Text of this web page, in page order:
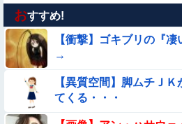
【悩み相談】昭和の高1女子さん、
ｗ
【動画像】女の子「ウエスト？・・
★★昨晩、久しぶりに嫁とセックス
おすすめ!
【衝撃】ゴキブリの『
→
【異質空間】脚ムチＪ
てくる・・・